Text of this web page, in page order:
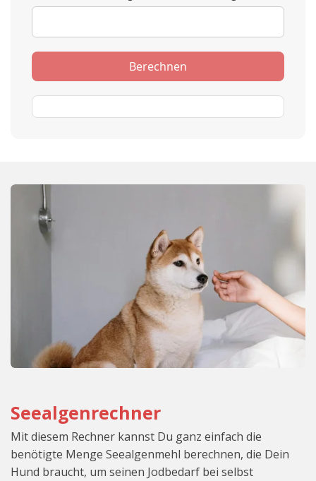
Berechnen
Seealgenrechner
Mit diesem Rechner kannst Du ganz einfach die
benötigte Menge Seealgenmehl berechnen, die Dein
Hund braucht, um seinen Jodbedarf bei selbst